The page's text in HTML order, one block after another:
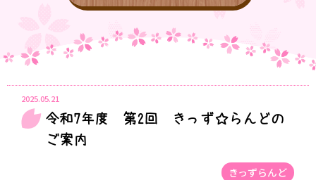
2025.05.21
令和7年度 第2回 きっず☆らんどの
ご案内
きっずらんど